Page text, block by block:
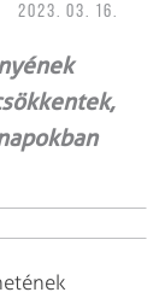
2023. 03. 16.